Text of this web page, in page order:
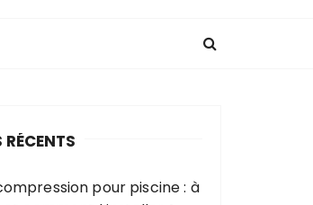
pour piscine : à